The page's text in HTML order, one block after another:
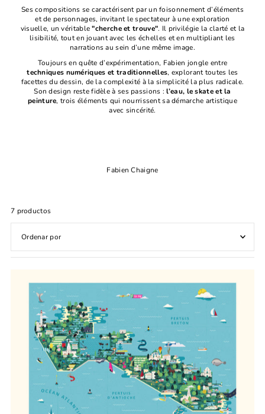
Ses compositions se caractérisent par un foisonnement d’éléments
et de personnages, invitant le spectateur à une exploration
visuelle, un véritable"cherche et trouve". Il privilégie la clarté et la
lisibilité, tout en jouant avec les échelles et en multipliant les
narrations au sein d’une même image.
Toujours en quête d’expérimentation, Fabien jongle entre
techniques numériques et traditionnelles, explorant toutes les
facettes du dessin, de la complexité à la simplicité la plus radicale.
Son design reste fidèle à ses passions :l’eau, le skate et la
peinture, trois éléments qui nourrissent sa démarche artistique
avec sincérité.
Fabien Chaigne
7 productos
Características
Más vendidos
Alfabéticamente, A-Z
Alfabéticamente, Z-A
Precio, menor a mayor
Precio, mayor a menor
Fecha: antiguo(a) a reciente
Fecha: reciente a antiguo(a)